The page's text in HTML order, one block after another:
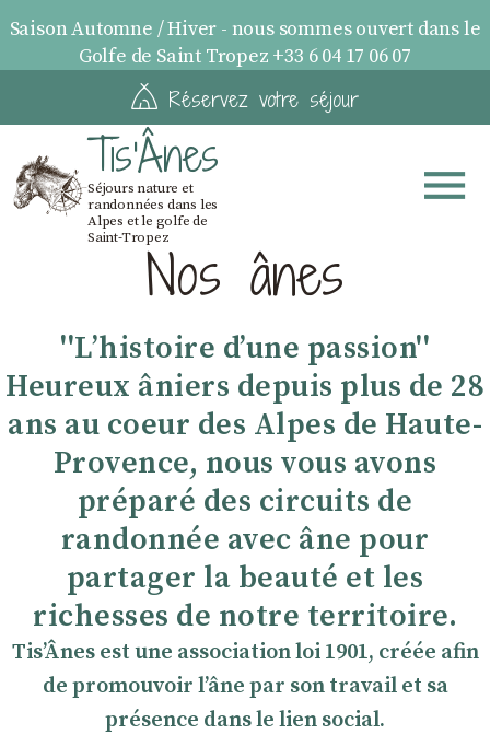
Saison Automne / Hiver - nous sommes ouvert dans le
Golfe de Saint Tropez +33 6 04 17 06 07
Réservez votre séjour
Tis'Ânes
Séjours nature et
randonnées dans les
Alpes et le golfe de
Saint-TropezNos ânes
''Lʼhistoire dʼune passion''
Heureux âniers depuis plus de 28
ans au coeur des Alpes de Haute-
Provence, nous vous avons
préparé des circuits de
randonnée avec âne pour
partager la beauté et les
richesses de notre territoire.
TisʼÂnes est une association loi 1901, créée afin
de promouvoir lʼâne par son travail et sa
présence dans le lien social.